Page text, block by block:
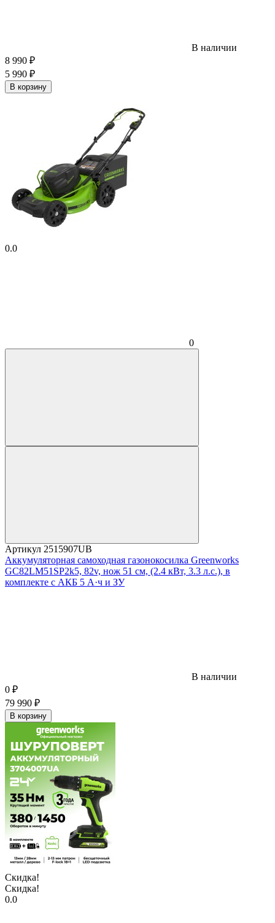
В наличии
8 990 ₽
5 990 ₽
В корзину
0.0
0
Артикул 2515907UB
Аккумуляторная самоходная газонокосилка Greenworks
GC82LM51SP2k5, 82v, нож 51 см, (2.4 кВт, 3.3 л.с.), в
комплекте с АКБ 5 А·ч и ЗУ
В наличии
0 ₽
79 990 ₽
В корзину
Скидка!
Скидка!
0.0